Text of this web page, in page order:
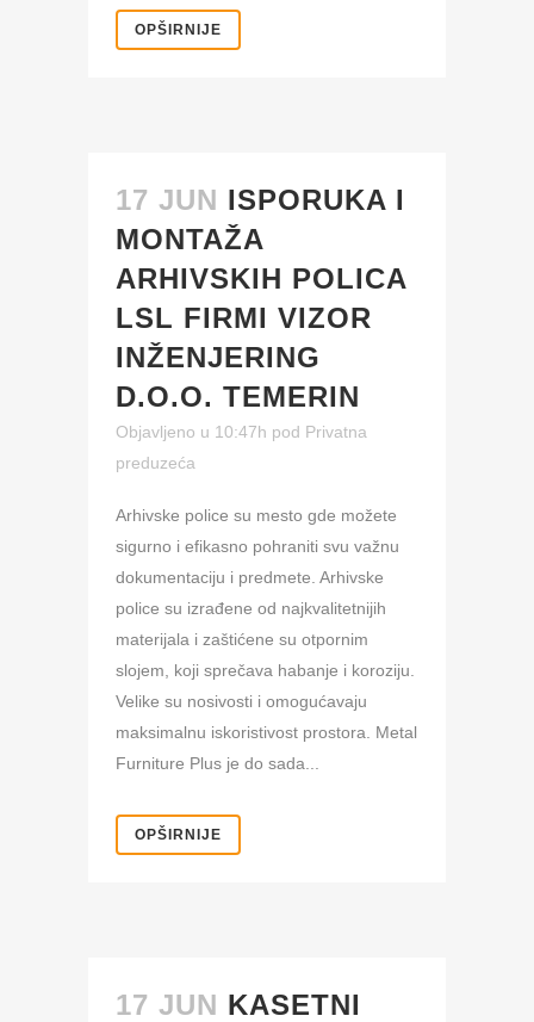
OPŠIRNIJE
17 JUN ISPORUKA I
MONTAŽA
ARHIVSKIH POLICA
LSL FIRMI VIZOR
INŽENJERING
D.O.O. TEMERIN
Objavljeno u 10:47h pod Privatna
preduzeća
Arhivske police su mesto gde možete
sigurno i efikasno pohraniti svu važnu
dokumentaciju i predmete. Arhivske
police su izrađene od najkvalitetnijih
materijala i zaštićene su otpornim
slojem, koji sprečava habanje i koroziju.
Velike su nosivosti i omogućavaju
maksimalnu iskoristivost prostora. Metal
Furniture Plus je do sada...
OPŠIRNIJE
17 JUN KASETNI